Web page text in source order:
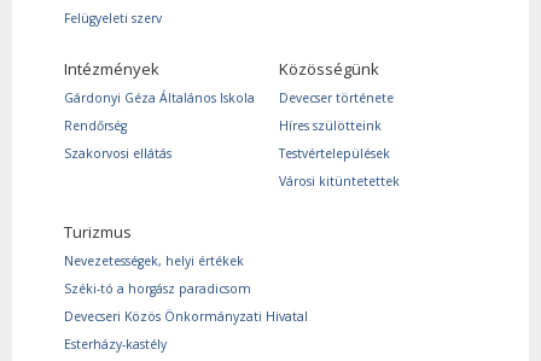
Felügyeleti szerv
Intézmények
Gárdonyi Géza Általános Iskola
Rendőrség
Szakorvosi ellátás
Közösségünk
Devecser története
Híres szülötteink
Testvértelepülések
Városi kitüntetettek
Turizmus
Nevezetességek, helyi értékek
Széki-tó a horgász paradicsom
Devecseri Közös Önkormányzati Hivatal
Esterházy-kastély